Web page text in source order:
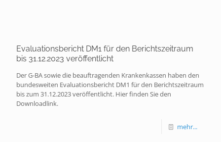
Evaluationsbericht DM1 für den Berichtszeitraum
bis 31.12.2023 veröffentlicht
Der G-BA sowie die beauftragenden Krankenkassen haben den
bundesweiten Evaluationsbericht DM1 für den Berichtszeitraum
bis zum 31.12.2023 veröffentlicht. Hier finden Sie den
Downloadlink.
mehr...